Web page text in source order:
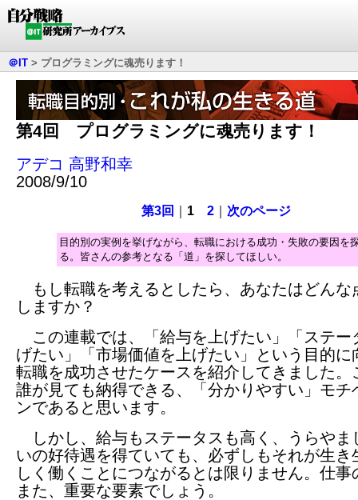
＠IT > プログラミングに魂売ります！
第4回 プログラミングに魂売ります！
アデコ 高野和幸
2008/9/10
第3回 1 2｜ 次のページ
目的別の実例を挙げながら、転職における成功・失敗の要因を
る。皆さんの参考となる「道」を探してほしい。
もし転職を考えるとしたら、あなたはどんな
しますか？
この連載では、「給与を上げたい」「ステー
げたい」「市場価値を上げたい」という目的に
転職を成功させたケースを紹介してきました。
誰が見ても納得できる、「分かりやすい」モチ
ンであると思います。
しかし、給与もステータスも高く、うらやま
いの好待遇を得ていても、必ずしもそれが生き
しく働くことにつながるとは限りません。仕事
また、重要な要素でしょう。